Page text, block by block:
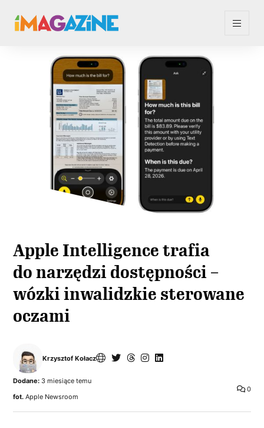
Apple Intelligence trafia
do narzędzi dostępności –
wózki inwalidzkie sterowane
oczami
Krzysztof Kołacz
0
Dodane: 3 miesiące temu
fot. Apple Newsroom